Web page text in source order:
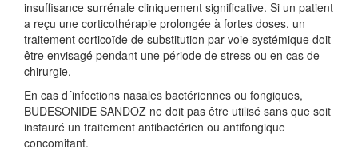
insuffisance surrénale cliniquement significative. Si un patient
a reçu une corticothérapie prolongée à fortes doses, un
traitement corticoïde de substitution par voie systémique doit
être envisagé pendant une période de stress ou en cas de
chirurgie.
En cas d´infections nasales bactériennes ou fongiques,
BUDESONIDE SANDOZ ne doit pas être utilisé sans que soit
instauré un traitement antibactérien ou antifongique
concomitant.